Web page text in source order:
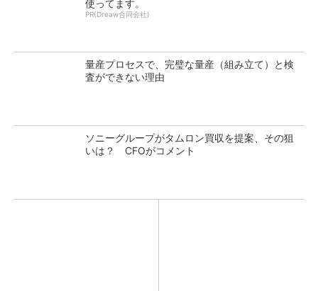
使ってます。
PR(Dreaw合同会社)
量産プロセスで、完璧な量産（組み立て）と検
査ができない理由
ソニーグループがタムロン買収を提案、その狙
いは？ CFOがコメント